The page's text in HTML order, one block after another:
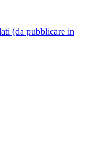
(da pubblicare in